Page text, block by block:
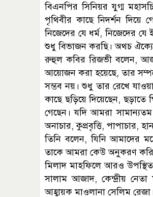
বিএনপির সিনিয়র যুগ্ম
পৃথিবীর কাছে নিদর্শন
নিজেদের যে ধর্ম, নিজেদের
শুধু বিভাজন করছি। অথচ
রুহুল কবির রিজভী বলেন,
আয়োজন করা হয়েছে, তার
সম্ভব নয়। শুধু তার রেখে
কাছে ছড়িয়ে দিয়েছেন, ছড়াতে
গেছেন। যদি আমরা
অনাচার, কুপ্রবৃত্তি, পাপাচার,
তিনি বলেন, যিনি আমাদের
তাকে আমরা কেউ অনুকরণ করি
মিলাদ মাহফিলে আরও
সালাম আজাদ, কেন্দ্রীয়
আহ্বায়ক মাওলানা সেলিম রেজা।